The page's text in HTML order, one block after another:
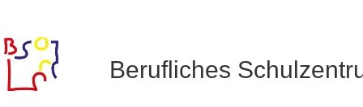
Berufliches